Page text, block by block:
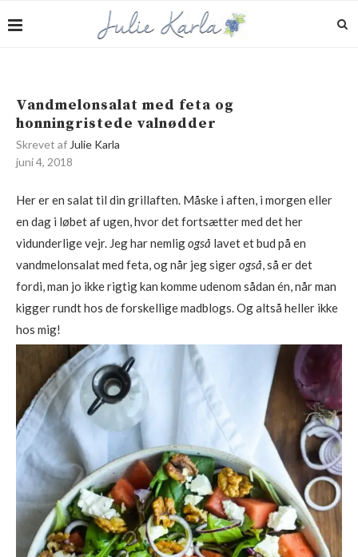
Vandmelonsalat med feta og
honningristede valnødder
Skrevet af Julie Karla
juni 4, 2018
Her er en salat til din grillaften. Måske i aften, i morgen eller
en dag i løbet af ugen, hvor det fortsætter med det her
vidunderlige vejr. Jeg har nemligogså lavet et bud på en
vandmelonsalat med feta, og når jeg sigerogså, så er det
fordi, man jo ikke rigtig kan komme udenom sådan én, når man
kigger rundt hos de forskellige madblogs. Og altså heller ikke
hos mig!